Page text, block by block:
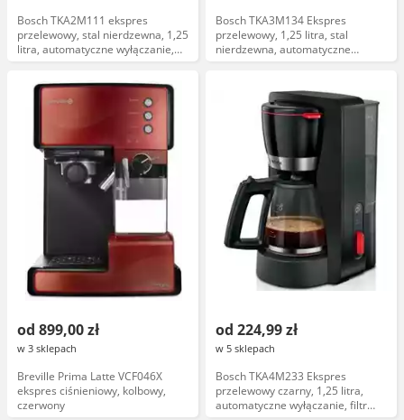
Bosch TKA2M111 ekspres
przelewowy, stal nierdzewna, 1,25
litra, automatyczne wyłączanie,
filtr węglowy
Bosch TKA3M134 Ekspres
przelewowy, 1,25 litra, stal
nierdzewna, automatyczne
wyłączanie
od 899,00 zł
w 3 sklepach
Breville Prima Latte VCF046X
ekspres ciśnieniowy, kolbowy,
czerwony
od 224,99 zł
w 5 sklepach
Bosch TKA4M233 Ekspres
przelewowy czarny, 1,25 litra,
automatyczne wyłączanie, filtr